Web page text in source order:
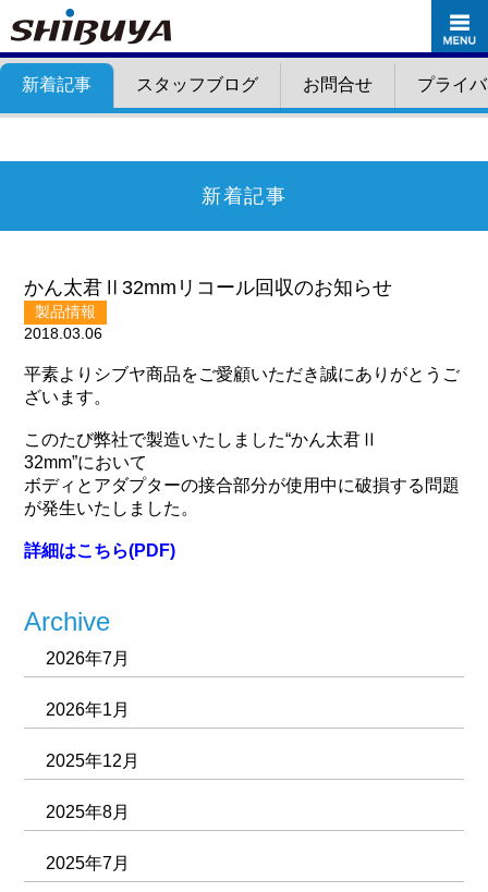
新着記事 スタッフブログ お問合せ プライ
新着記事
かん太君Ⅱ32mmリコール回収のお知らせ
製品情報
2018.03.06
平素よりシブヤ商品をご愛顧いただき誠にありがとうご
ざいます。
このたび弊社で製造いたしました“かん太君Ⅱ
32mm”において
ボディとアダプターの接合部分が使用中に破損する問題
が発生いたしました。
詳細はこちら(PDF)
Archive
2026年7月
2026年1月
2025年12月
2025年8月
2025年7月